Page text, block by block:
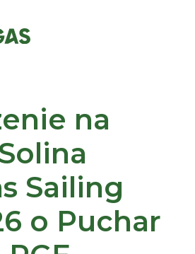
na
Sailing
o Puchar